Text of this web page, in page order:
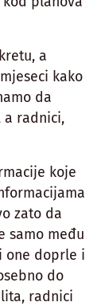
a
kako
da
a radnici,
koje
zato da
samo među
one doprle i
do
radnici